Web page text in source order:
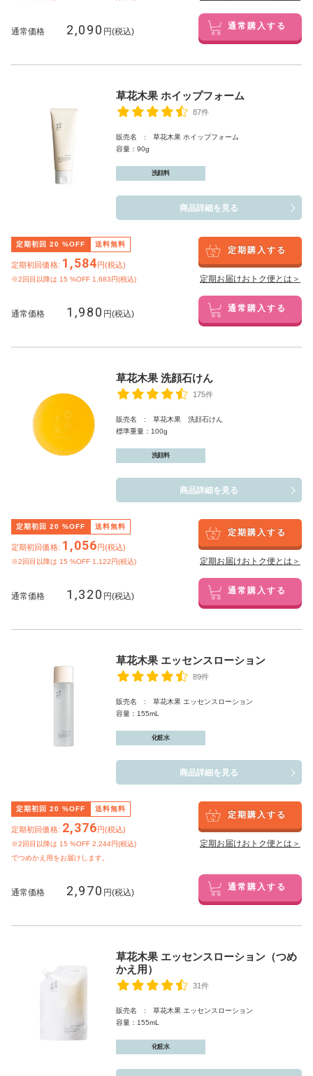
通常価格 2,090 円(税込) 通常購入する
草花木果 ホイップフォーム
87件
販売名 : 草花木果 ホイップフォーム
容量：90g
洗顔料
商品詳細を見る
定期初回 20 %OFF 送料無料
定期初回価格: 1,584円(税込)
※2回目以降は 15 %OFF 1,683円(税込)
定期購入する
定期お届けおトク便とは＞
通常価格 1,980 円(税込) 通常購入する
草花木果 洗顔石けん
175件
販売名 : 草花木果 洗顔石けん
標準重量：100g
洗顔料
商品詳細を見る
定期初回 20 %OFF 送料無料
定期初回価格: 1,056円(税込)
※2回目以降は 15 %OFF 1,122円(税込)
定期購入する
定期お届けおトク便とは＞
通常価格 1,320 円(税込) 通常購入する
草花木果 エッセンスローション
89件
販売名 : 草花木果 エッセンスローション
容量：155mL
化粧水
商品詳細を見る
定期初回 20 %OFF 送料無料
定期初回価格: 2,376円(税込)
※2回目以降は 15 %OFF 2,244円(税込)
でつめかえ用をお届けします。
定期購入する
定期お届けおトク便とは＞
通常価格 2,970 円(税込) 通常購入する
草花木果 エッセンスローション（つめ
かえ用）
31件
販売名 : 草花木果 エッセンスローション
容量：155mL
化粧水